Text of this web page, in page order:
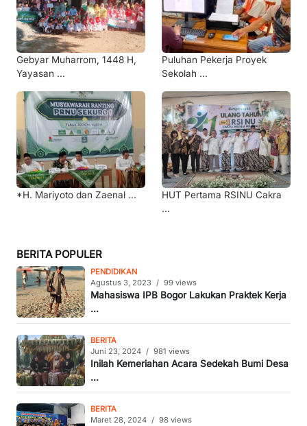
Gebyar Muharrom, 1448 H,
Yayasan ...
Puluhan Pekerja Proyek
Sekolah ...
*H. Mariyoto dan Zaenal ...
HUT Pertama RSINU Cakra
...
BERITA POPULER
PENDIDIKAN
Agustus 3, 2023 / 99 views
Mahasiswa IPB Bogor Lakukan Praktek Kerja
...
BERITA
Juni 23, 2024 / 981 views
Inilah Kemeriahan Acara Sedekah Bumi Desa
...
BERITA
Maret 28, 2024 / 98 views